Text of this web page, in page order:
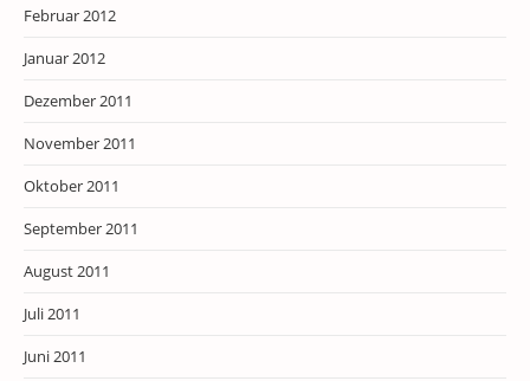
Februar 2012
Januar 2012
Dezember 2011
November 2011
Oktober 2011
September 2011
August 2011
Juli 2011
Juni 2011